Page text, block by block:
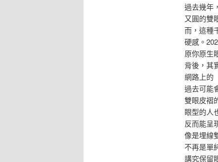
過去幾年
又圓的雙
而，這種
硬感。
原你原生
背後，其
網路上的
過去可能
雙眼皮褶
眼型的人
反而能呈
像是埋線
不再是單
講究保留